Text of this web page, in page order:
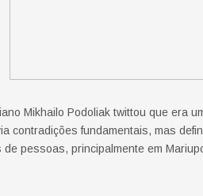
Mikhailo Podoliak twittou que era
contradições fundamentais, mas
pessoas, principalmente em